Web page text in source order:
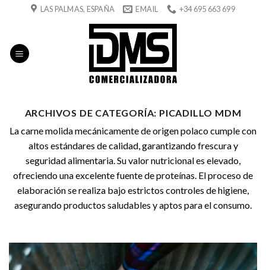
LAS PALMAS, ESPAÑA EMAIL +34 695 663 699
ARCHIVOS DE CATEGORÍA: PICADILLO MDM
La carne molida mecánicamente de origen polaco cumple con
altos estándares de calidad, garantizando frescura y
seguridad alimentaria. Su valor nutricional es elevado,
ofreciendo una excelente fuente de proteínas. El proceso de
elaboración se realiza bajo estrictos controles de higiene,
asegurando productos saludables y aptos para el consumo.